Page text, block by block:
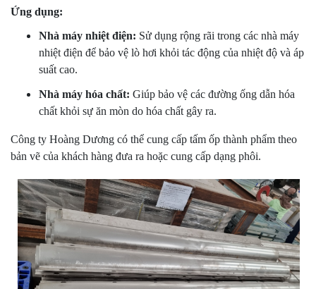
Ứng dụng:
Nhà máy nhiệt điện: Sử dụng rộng rãi trong các nhà máy
nhiệt điện để bảo vệ lò hơi khỏi tác động của nhiệt độ và áp
suất cao.
Nhà máy hóa chất: Giúp bảo vệ các đường ống dẫn hóa
chất khỏi sự ăn mòn do hóa chất gây ra.
Công ty Hoàng Dương có thể cung cấp tấm ốp thành phẩm theo
bản vẽ của khách hàng đưa ra hoặc cung cấp dạng phôi.